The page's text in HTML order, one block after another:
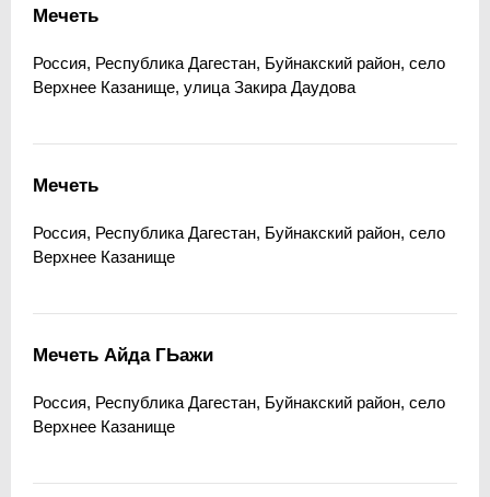
Мечеть
Россия, Республика Дагестан, Буйнакский район, село
Верхнее Казанище, улица Закира Даудова
Мечеть
Россия, Республика Дагестан, Буйнакский район, село
Верхнее Казанище
Мечеть Айда ГЬажи
Россия, Республика Дагестан, Буйнакский район, село
Верхнее Казанище